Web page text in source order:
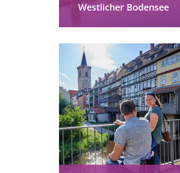
Westlicher Bodensee
barrierefrei erleben: Mainau,
Konstanz, Spezialrad-Touren
und inklusive Stadtführungen
zwischen See und Vulkanen
entdecken.
mehr erfahren